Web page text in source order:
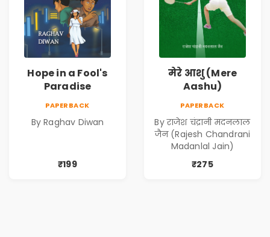
Hope in a Fool's
Paradise
PAPERBACK
By Raghav Diwan
₹199
मेरे आशु (Mere
Aashu)
PAPERBACK
By राजेश चंद्रानी मदनलाल
जैन (Rajesh Chandrani
Madanlal Jain)
₹275